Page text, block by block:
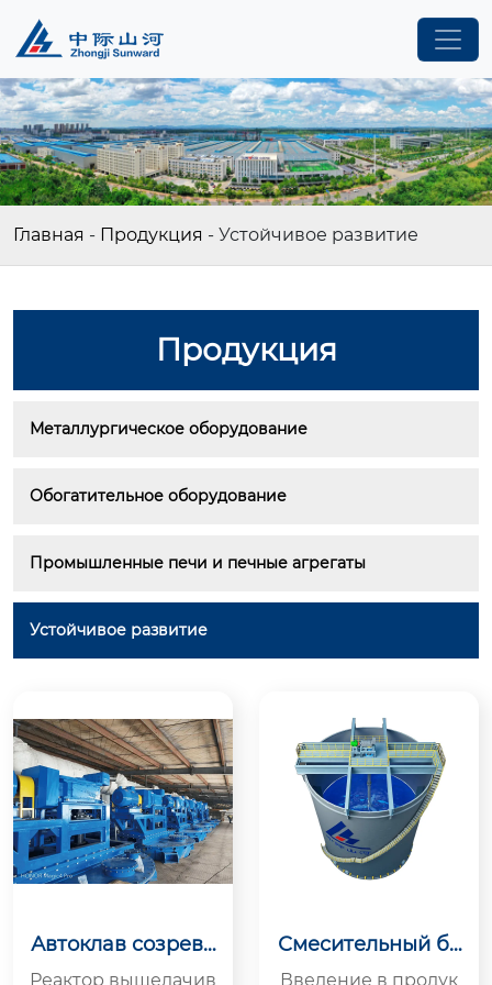
Главная - Продукция - Устойчивое развитие
Продукция
Металлургическое оборудование
Обогатительное оборудование
Промышленные печи и печные агрегаты
Устойчивое развитие
Автоклав созрева
Реактор выщелачив
Смесительный ба
Введение в продук